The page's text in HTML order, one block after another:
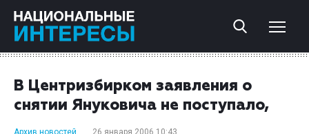
В Центризбирком заявления о
снятии Януковича не поступало,
Архив новостей 26 января 2006 10:43